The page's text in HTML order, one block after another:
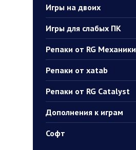
Игры на двоих
Игры для слабых ПК
Репаки от RG Механики
Репаки от xatab
Репаки от RG Catalyst
Дополнения к играм
Софт